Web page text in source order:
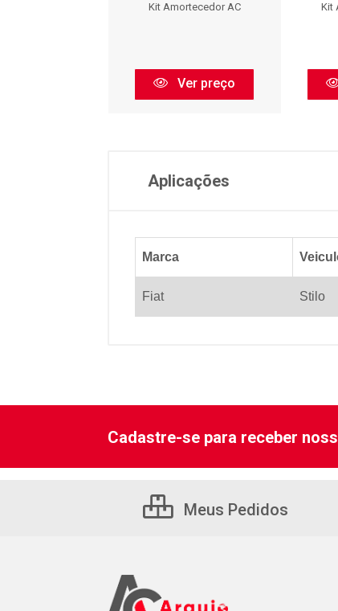
Kit Amortecedor AC
Ver preço
Kit
Aplicações
Marca
Fiat Stilo
Cadastre-se para receber
Meus Pedidos